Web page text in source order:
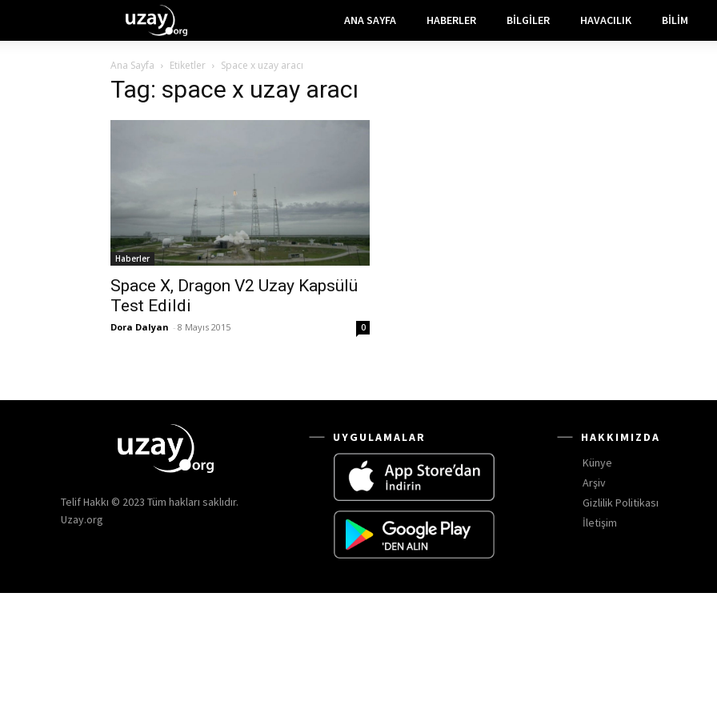
ANA SAYFA HABERLER BILGILER HAVACILIK BILIM
Ana Sayfa Etiketler Space x uzay aracı
Tag: space x uzay aracı
Haberler
Space X, Dragon V2 Uzay Kapsülü
Test Edildi
Dora Dalyan - 8 Mayıs 2015 0
Telif Hakkı © 2023 Tüm hakları saklıdır.
Uzay.org
UYGULAMALAR
HAKKIMIZDA
Künye
Arşiv
Gizlilik Politikası
İletişim